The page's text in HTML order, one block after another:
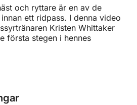
och ryttare är en av de
ett ridpass. I denna video
Kristen Whittaker
första stegen i hennes